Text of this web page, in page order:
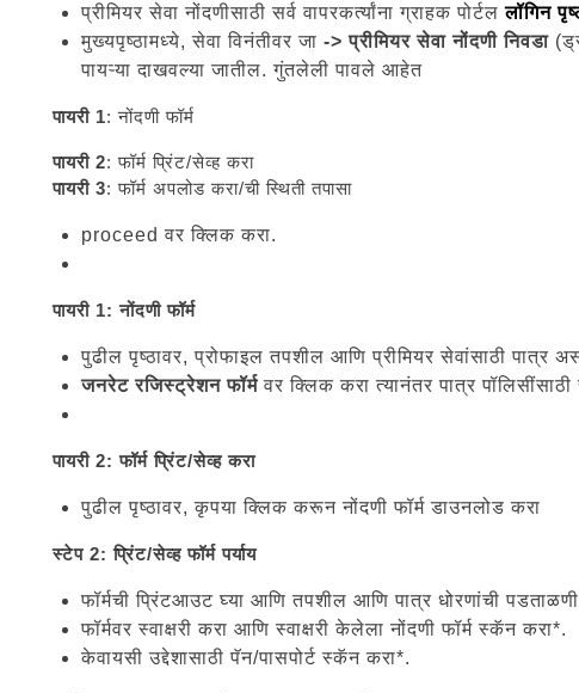
प्रीमियर सेवा नोंदणीसाठी सर्व वापरकर्त्यांना ग्राहक पोर्टललॉगिन
मुख्यपृष्ठामध्ये, सेवा विनंतीवर जा -> प्रीमियर सेवा नोंदणी निवडा
पायऱ्या दाखवल्या जातील. गुंतलेली पावले आहेत
पायरी 1: नोंदणी फॉर्म
पायरी 2: फॉर्म प्रिंट/सेव्ह करा
पायरी 3: फॉर्म अपलोड करा/ची स्थिती तपासा
proceed वर क्लिक करा.
पायरी 1: नोंदणी फॉर्म
पुढील पृष्ठावर, प्रोफाइल तपशील आणि प्रीमियर सेवांसाठी पात्र
जनरेट रजिस्ट्रेशन फॉर्मवर क्लिक करा त्यानंतर पात्र
पायरी 2: फॉर्म प्रिंट/सेव्ह करा
पुढील पृष्ठावर, कृपया क्लिक करून नोंदणी फॉर्म डाउनलोड करा
स्टेप 2: प्रिंट/सेव्ह फॉर्म पर्याय
फॉर्मची प्रिंटआउट घ्या आणि तपशील आणि पात्र धोरणांची
फॉर्मवर स्वाक्षरी करा आणि स्वाक्षरी केलेला नोंदणी फॉर्म स्कॅन करा*.
केवायसी उद्देशासाठी पॅन/पासपोर्ट स्कॅन करा*.